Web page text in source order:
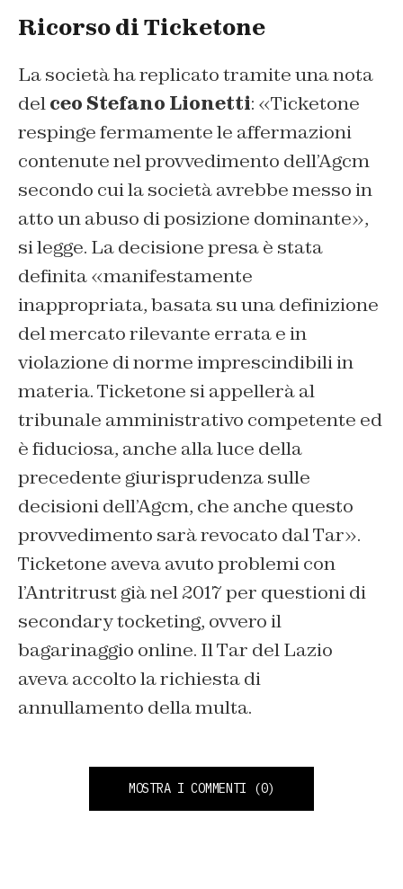
Ricorso di Ticketone
La società ha replicato tramite una nota
delceo Stefano Lionetti: «Ticketone
respinge fermamente le affermazioni
contenute nel provvedimento dell’Agcm
secondo cui la società avrebbe messo in
atto un abuso di posizione dominante»,
si legge. La decisione presa è stata
definita «manifestamente
inappropriata, basata su una definizione
del mercato rilevante errata e in
violazione di norme imprescindibili in
materia. Ticketone si appellerà al
tribunale amministrativo competente ed
è fiduciosa, anche alla luce della
precedente giurisprudenza sulle
decisioni dell’Agcm, che anche questo
provvedimento sarà revocato dal Tar».
Ticketone aveva avuto problemi con
l’Antritrust già nel 2017 per questioni di
secondary tocketing, ovvero il
bagarinaggio online. Il Tar del Lazio
aveva accolto la richiesta di
annullamento della multa.
MOSTRA I COMMENTI (0)